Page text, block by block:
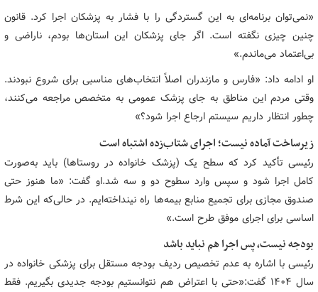
«نمی‌توان برنامه‌ای به این گستردگی را با فشار به پزشکان اجرا کرد. قانون
چنین چیزی نگفته است. اگر جای پزشکان این استان‌ها بودم، ناراضی و
بی‌اعتماد می‌ماندم.»
او ادامه داد: «فارس و مازندران اصلاً انتخاب‌های مناسبی برای شروع نبودند.
وقتی مردم این مناطق به جای پزشک عمومی به متخصص مراجعه می‌کنند،
چطور انتظار داریم سیستم ارجاع اجرا شود؟»
زیرساخت آماده نیست؛ اجرای شتاب‌زده اشتباه است
رئیسی تأکید کرد که سطح یک (پزشک خانواده در روستاها) باید به‌صورت
کامل اجرا شود و سپس وارد سطوح دو و سه شد.او گفت: «ما هنوز حتی
صندوق مجازی برای تجمیع منابع بیمه‌ها راه نینداخته‌ایم. در حالی‌که این شرط
اساسی برای اجرای موفق طرح است.»
بودجه نیست، پس اجرا هم نباید باشد
رئیسی با اشاره به عدم تخصیص ردیف بودجه مستقل برای پزشکی خانواده در
سال ۱۴۰۴ گفت:«حتی با اعتراض هم نتوانستیم بودجه جدیدی بگیریم. فقط